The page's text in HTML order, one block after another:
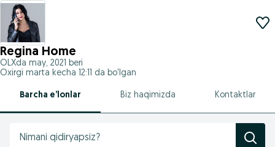
Regina Home
OLXda may, 2021 beri
Oxirgi marta kecha 12:11 da bo'lgan
Barcha e’lonlar Biz haqimizda Kontaktlar